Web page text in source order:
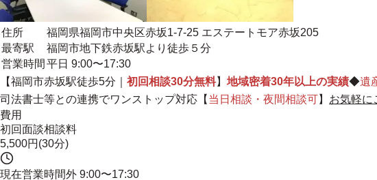
住所
福岡県福岡市中央区赤坂1-7-25 エステートモア赤坂205
最寄駅
福岡市地下鉄赤坂駅より徒歩５分
営業時間 平日 9:00〜17:30
【福岡市赤坂駅徒歩5分｜ 初回相談30分無料】 地域密着30年以上の実績◆遺
司法書士等との連携でワンストップ対応 【 当日相談・夜間相談可】 お気軽に
費用
初回面談相談料
5,500円(30分)
現在営業時間外 9:00〜17:30